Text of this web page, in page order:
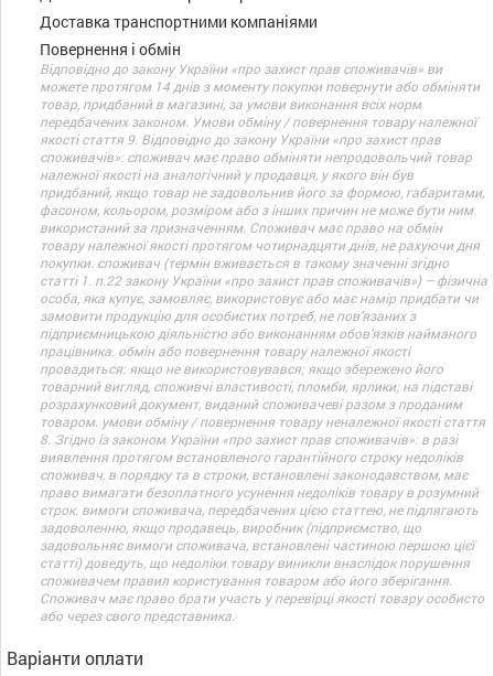
Доставка транспортними компаніями
Повернення і обмін
Відповідно до закону України «про захист прав споживачів» ви
можете протягом 14 днів з моменту покупки повернути або обміняти
товар, придбаний в магазині, за умови виконання всіх норм
передбачених законом. Умови обміну / повернення товару належної
якості стаття 9. Відповідно до закону України «про захист прав
споживачів»: споживач має право обміняти непродовольчий товар
належної якості на аналогічний у продавця, у якого він був
придбаний, якщо товар не задовольнив його за формою, габаритами,
фасоном, кольором, розміром або з інших причин не може бути ним
використаний за призначенням. Споживач має право на обмін
товару належної якості протягом чотирнадцяти днів, не рахуючи дня
покупки. споживач (термін вживається в такому значенні згідно
статті 1. п.22 закону України «про захист прав споживачів») – фізична
особа, яка купує, замовляє, використовує або має намір придбати чи
замовити продукцію для особистих потреб, не пов’язаних з
підприємницькою діяльністю або виконанням обов’язків найманого
працівника. обмін або повернення товару належної якості
провадиться: якщо не використовувався; якщо збережено його
товарний вигляд, споживчі властивості, пломби, ярлики; на підставі
розрахунковий документ, виданий споживачеві разом з проданим
товаром. умови обміну / повернення товару неналежної якості стаття
8. Згідно із законом України «про захист прав споживачів»: в разі
виявлення протягом встановленого гарантійного строку недоліків
споживач, в порядку та в строки, встановлені законодавством, має
право вимагати безоплатного усунення недоліків товару в розумний
строк. вимоги споживача, передбачених цією статтею, не підлягають
задоволенню, якщо продавець, виробник (підприємство, що
задовольняє вимоги споживача, встановлені частиною першою цієї
статті) доведуть, що недоліки товару виникли внаслідок порушення
споживачем правил користування товаром або його зберігання.
Споживач має право брати участь у перевірці якості товару особисто
або через свого представника.
Варіанти оплати